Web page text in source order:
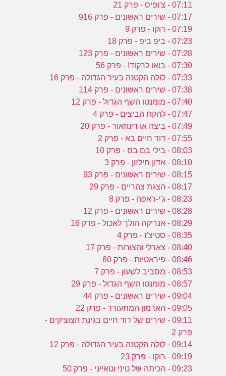
07:11 - צ'ופיס - פרק 21
07:17 - שירים ראשונים - פרק 916
07:19 - רוקו - פרק 9
07:23 - ביפ ביפ - פרק 18
07:28 - שירים ראשונים - פרק 123
07:30 - בואו לרקוד! - פרק 56
07:33 - לולה הקטנה בעיר הגדולה - פרק 16
07:38 - שירים ראשונים - פרק 114
07:40 - מומנטו השף הגדול - פרק 12
07:47 - להקת הביצים - פרק 4
07:49 - ביצה או דינוזאור - פרק 20
07:55 - דוד חיים בא - פרק 2
08:03 - בילי בם בם - פרק 10
08:10 - אדון חילזון - פרק 3
08:15 - שירים ראשונים - פרק 93
08:17 - הצגת צהריים - פרק 29
08:23 - ג'י-ראפה - פרק 8
08:28 - שירים ראשונים - פרק 12
08:29 - אנריקה הולך לאכול - פרק 16
08:35 - סטיצ'ז - פרק 4
08:40 - צארלי והצורות - פרק 17
08:46 - פיראטיות - פרק 60
08:53 - מסביב לשעון - פרק 7
08:57 - מומנטו השף הגדול - פרק 29
09:04 - שירים ראשונים - פרק 44
09:05 - הארמון המתעורר - פרק 22
09:11 - שירים של דוד חיים בגינת הצוציקים -
פרק 2
09:14 - לולה הקטנה בעיר הגדולה - פרק 12
09:19 - רוקו - פרק 23
09:23 - הכיתה של טיני וטאייני - פרק 50